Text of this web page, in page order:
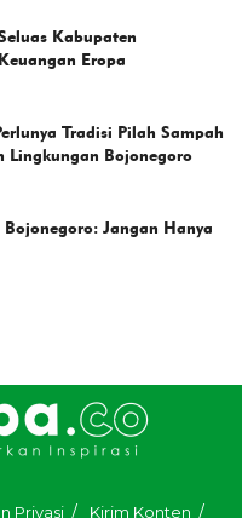
Kabupaten
Eropa
Tradisi Pilah Sampah
Lingkungan Bojonegoro
Jangan Hanya
Privasi Kirim Konten